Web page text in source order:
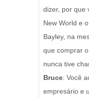
dizer, por que
New World e
Bayley, na
que comprar
nunca tive
Bruce: Você
empresário e